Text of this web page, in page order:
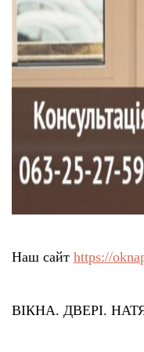
Наш сайт https://
ВІКНА. ДВЕРІ.